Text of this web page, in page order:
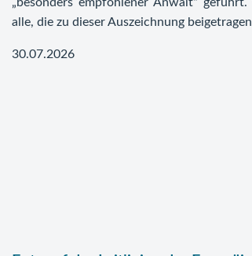
alle, die zu dieser Auszeichnung
30.07.2026